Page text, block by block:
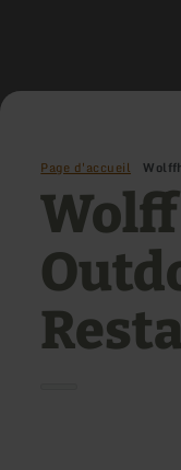
Page d'accueil